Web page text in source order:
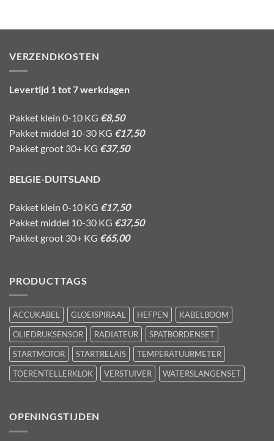
VERZENDKOSTEN
Levertijd 1 tot 7 werkdagen
Pakket klein 0-10 KG €8,50
Pakket middel 10-30 KG €17,50
Pakket groot 30+ KG €37,50
BELGIE-DUITSLAND
Pakket klein 0-10 KG €17,50
Pakket middel 10-30 KG €37,50
Pakket groot 30+ KG €65,00
PRODUCTTAGS
ACCUKABEL GLOEISPIRAAL HEFPEN
KABELBOOM
OLIEDRUKSENSOR
RADIATEUR
SPATBORDENSET
STARTMOTOR
STARTRELAIS
TEMPERATUURMETER
TOERENTELLERKLOK
VERSTUIVER WATERSLANGENSET
OPENINGSTIJDEN